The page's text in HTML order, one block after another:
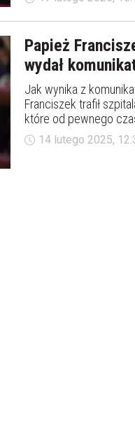
Papież
wydał
Jak wynika z
Franciszek trafił
które od pewnego
Watykan
audiencje, na której
14 lutego 2025,